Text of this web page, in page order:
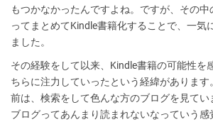
もつかなかったんですよね。ですが、その
ってまとめてKindle書籍化することで、一気
ました。
その経験をして以来、Kindle書籍の可能性を
ちらに注力していったという経緯がありま
前は、検索をして色んな方のブログを見てい
ブログってあんまり読まれないなっていう感